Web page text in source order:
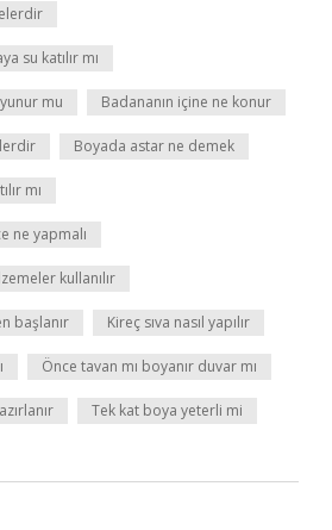
su katılır mı
mu Badananın içine ne konur
Boyada astar ne demek
mı
ne yapmalı
kullanılır
başlanır Kireç sıva nasıl yapılır
Önce tavan mı boyanır duvar mı
Tek kat boya yeterli mi